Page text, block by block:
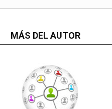
MÁS DEL AUTOR